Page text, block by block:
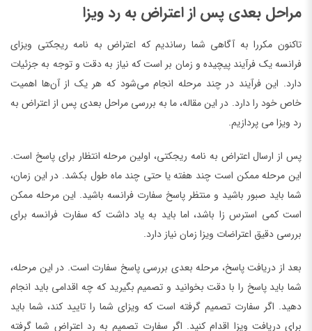
مراحل بعدی پس از اعتراض به رد ویزا
تاکنون مکررا به آگاهی شما رساندیم که اعتراض به نامه ریجکتی ویزای
فرانسه یک فرآیند پیچیده و زمان بر است که نیاز به دقت و توجه به جزئیات
دارد. این فرآیند در چند مرحله انجام می‌شود که هر یک از آن‌ها اهمیت
خاص خود را دارد. در این مقاله، ما به بررسی مراحل بعدی پس از اعتراض به
رد ویزا می پردازیم.
پس از ارسال اعتراض به نامه ریجکتی، اولین مرحله انتظار برای پاسخ است.
این مرحله ممکن است چند هفته یا حتی چند ماه طول بکشد. در این زمان،
شما باید صبور باشید و منتظر پاسخ سفارت فرانسه باشید. این مرحله ممکن
است کمی استرس زا باشد، اما باید به یاد داشت که سفارت فرانسه برای
بررسی دقیق اعتراضات ویزا زمان نیاز دارد.
بعد از دریافت پاسخ، مرحله بعدی بررسی پاسخ سفارت است. در این مرحله،
شما باید پاسخ را با دقت بخوانید و تصمیم بگیرید که چه اقدامی باید انجام
دهید. اگر سفارت تصمیم گرفته است که ویزای شما را تایید کند، شما باید
برای دریافت ویزا اقدام کنید. اگر سفارت تصمیم به رد اعتراض شما گرفته